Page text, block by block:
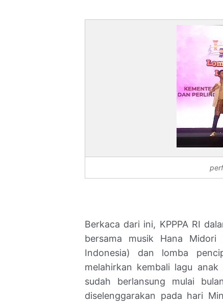
Berkaca dari ini, KPPPA RI
bersama musik Hana Midori
Indonesia) dan lomba
melahirkan kembali lagu
sudah berlansung mulai
diselenggarakan pada hari